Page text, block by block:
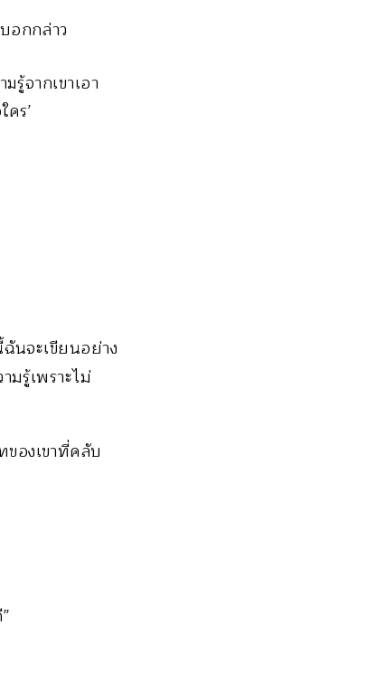
อกกล่าว
รู้จากเขาเอา
ร’
นจะเขียนอย่าง
รู้เพราะไม่
องเขาที่คลับ